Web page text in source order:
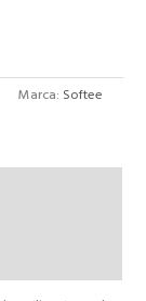
Marca: Softee